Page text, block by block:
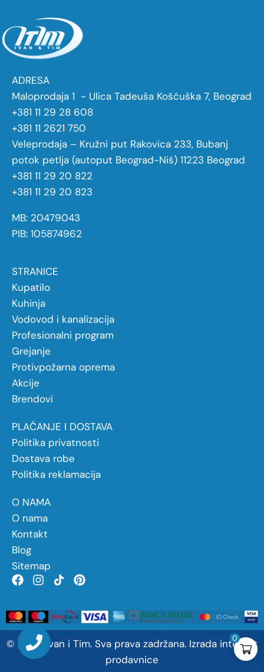
0
ADRESA
Maloprodaja 1 - Ulica Tadeuša Košćuška 7, Beograd
+381 11 29 28 608
+381 11 2621 750
Veleprodaja – Kružni put Rakovica 233, Bubanj
potok petlja (autoput Beograd-Niš) 11223 Beograd
+381 11 29 20 822
+381 11 29 20 823
MB: 20479043
PIB: 105874962
STRANICE
Kupatilo
Kuhinja
Vodovod i kanalizacija
Profesionalni program
Grejanje
Protivpožarna oprema
Akcije
Brendovi
PLAĆANJE I DOSTAVA
Politika privatnosti
Dostava robe
Politika reklamacija
O NAMA
O nama
Kontakt
Blog
Sitemap
© 2026 Ivan i Tim. Sva prava zadržana. Izrada internet
prodavnice